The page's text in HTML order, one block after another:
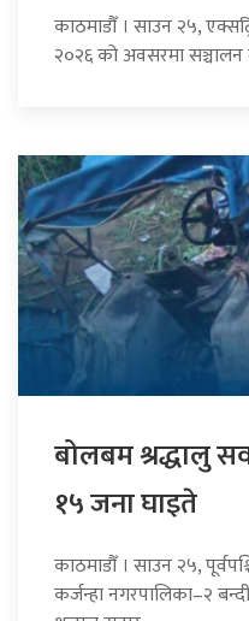
काठमाडौँ । साउन २५,
२०२६ को अवसरमा सञ्चालन
बोलबम श्रद्धालु
१५ जना घाइते
काठमाडौँ । साउन २५,
कर्जन्हा नगरपालिका–२